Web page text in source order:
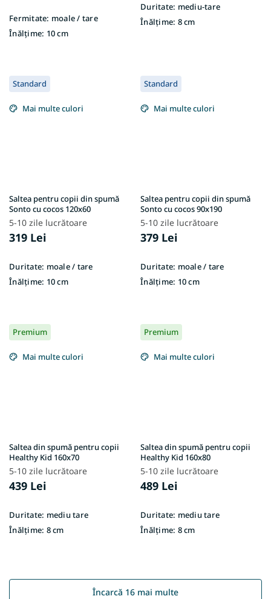
Fermitate: moale / tare
Înălțime: 10 cm
Duritate: mediu-tare
Înălțime: 8 cm
Standard
Mai multe culori
Saltea pentru copii din spumă
Sonto cu cocos 120x60
5-10 zile lucrătoare
319 Lei
Duritate: moale / tare
Înălțime: 10 cm
Standard
Mai multe culori
Saltea pentru copii din spumă
Sonto cu cocos 90x190
5-10 zile lucrătoare
379 Lei
Duritate: moale / tare
Înălțime: 10 cm
Premium
Mai multe culori
Saltea din spumă pentru copii
Healthy Kid 160x70
5-10 zile lucrătoare
439 Lei
Duritate: mediu tare
Înălțime: 8 cm
Premium
Mai multe culori
Saltea din spumă pentru copii
Healthy Kid 160x80
5-10 zile lucrătoare
489 Lei
Duritate: mediu tare
Înălțime: 8 cm
Încarcă 16 mai multe